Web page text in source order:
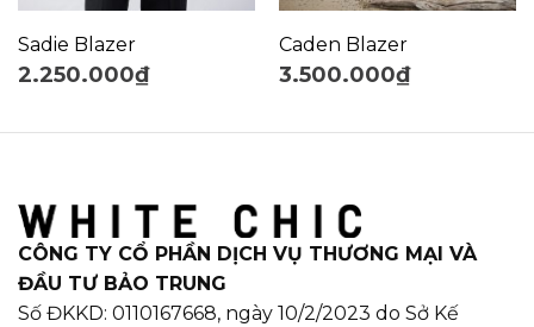
Sadie Blazer
2.250.000₫
Caden Blazer
3.500.000₫
CÔNG TY CỔ PHẦN DỊCH VỤ THƯƠNG MẠI VÀ
ĐẦU TƯ BẢO TRUNG
Số ĐKKD: 0110167668, ngày 10/2/2023 do Sở Kế